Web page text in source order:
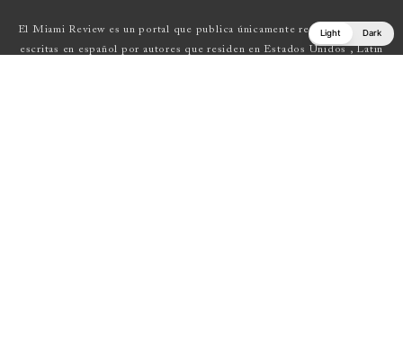
El Miami Review es un portal que publica únicamente reseñas de obras
escritas en español por autores que residen en Estados Unidos , Latin
Light Dark